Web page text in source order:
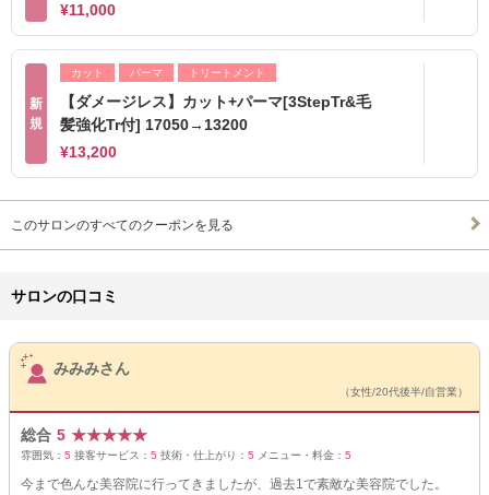
¥11,000
新
規
カット パーマ トリートメント
【ダメージレス】カット+パーマ[3StepTr&毛
髪強化Tr付] 17050→13200
¥13,200
このサロンのすべてのクーポンを見る
サロンの口コミ
サロンPick Up
みみみさん
（女性/20代後半/自営業）
総合 5 ★★★★★
雰囲気： 5 接客サービス： 5 技術・仕上がり： 5 メニュー・料金： 5
今まで色んな美容院に行ってきましたが、過去1で素敵な美容院でした。